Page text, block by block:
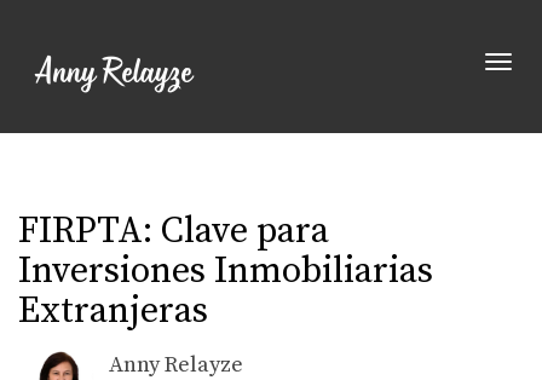
FIRPTA: Clave para
Inversiones Inmobiliarias
Extranjeras
Anny Relayze